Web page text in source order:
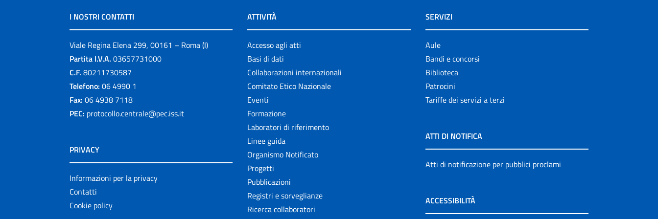
Publications
Rapporti ISS COVID-19 in
Rapporti ISTISAN
Relazioni attività ISS
I NOSTRI CONTATTI
Viale Regina Elena 299, 00161 – Roma (I)
Partita I.V.A. 03657731000
C.F. 80211730587
Telefono: 06 4990 1
Fax: 06 4938 7118
PEC: protocollo.centrale@pec.iss.it
PRIVACY
Informazioni per la privacy
Contatti
Cookie policy
ATTIVITÀ
Accesso agli atti
Basi di dati
Collaborazioni internazionali
Comitato Etico Nazionale
Eventi
Formazione
Laboratori di riferimento
Linee guida
Organismo Notificato
Progetti
Pubblicazioni
Registri e sorveglianze
Ricerca collaboratori
SERVIZI
Aule
Bandi e concorsi
Biblioteca
Patrocini
Tariffe dei servizi a terzi
ATTI DI NOTIFICA
Atti di notificazione per pubblici proclami
ACCESSIBILITÀ